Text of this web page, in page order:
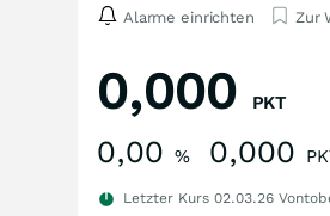
Alarme einrichten Zur
0,000 PKT
0,00 % 0,000
Letzter Kurs 02.03.26